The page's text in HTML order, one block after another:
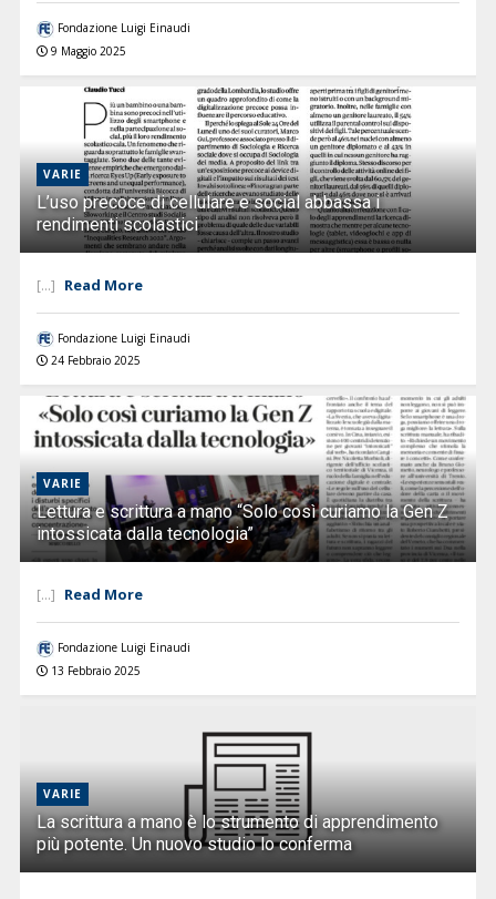
Fondazione Luigi Einaudi
9 Maggio 2025
VARIE
L’uso precoce di cellulare e social abbassa i
rendimenti scolastici
[...] Read More
Fondazione Luigi Einaudi
24 Febbraio 2025
VARIE
Lettura e scrittura a mano “Solo così curiamo la Gen Z
intossicata dalla tecnologia”
[...] Read More
Fondazione Luigi Einaudi
13 Febbraio 2025
VARIE
La scrittura a mano è lo strumento di apprendimento
più potente. Un nuovo studio lo conferma